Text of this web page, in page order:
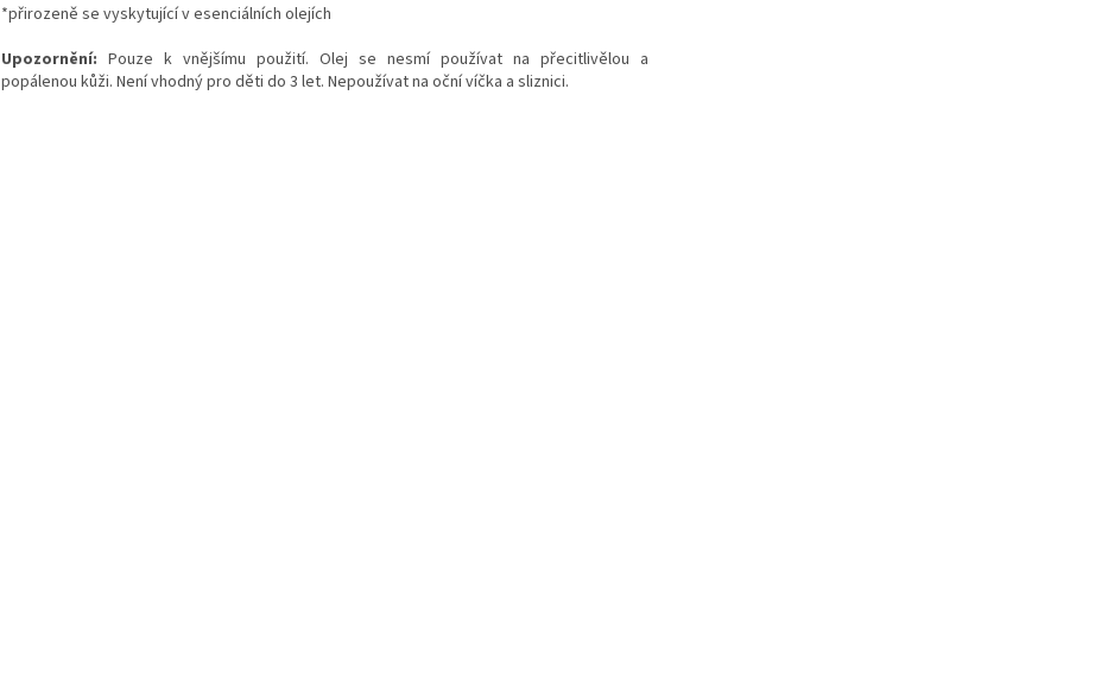
*přirozeně se vyskytující v esenciálních olejích
Upozornění: Pouze k vnějšímu použití. Olej se nesmí používat na přecitlivělou a
popálenou kůži. Není vhodný pro děti do 3 let. Nepoužívat na oční víčka a sliznici.